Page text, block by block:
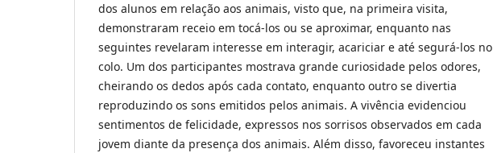
dos alunos em relação aos animais, visto que, na primeira visita,
demonstraram receio em tocá-los ou se aproximar, enquanto nas
seguintes revelaram interesse em interagir, acariciar e até segurá-los no
colo. Um dos participantes mostrava grande curiosidade pelos odores,
cheirando os dedos após cada contato, enquanto outro se divertia
reproduzindo os sons emitidos pelos animais. A vivência evidenciou
sentimentos de felicidade, expressos nos sorrisos observados em cada
jovem diante da presença dos animais. Além disso, favoreceu instantes